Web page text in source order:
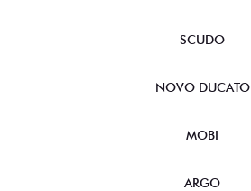
SCUDO
NOVO DUCATO
MOBI
ARGO